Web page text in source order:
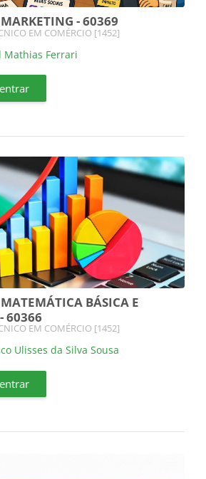
- 60369
category
EM COMÉRCIO [1452]
Mathias Ferrari
BÁSICA E
60366
category
EM COMÉRCIO [1452]
Ulisses da Silva Sousa